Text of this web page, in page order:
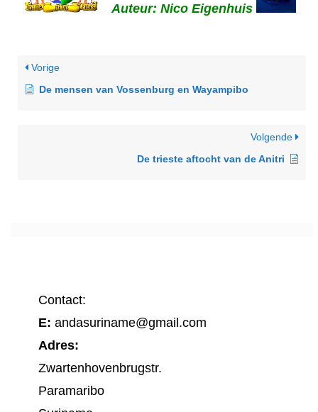
Auteur: Nico Eigenhuis
Vorige
De mensen van Vossenburg en Wayampibo
Volgende
De trieste aftocht van de Anitri
Contact:
E: andasuriname@gmail.com
Adres:
Zwartenhovenbrugstr.
Paramaribo